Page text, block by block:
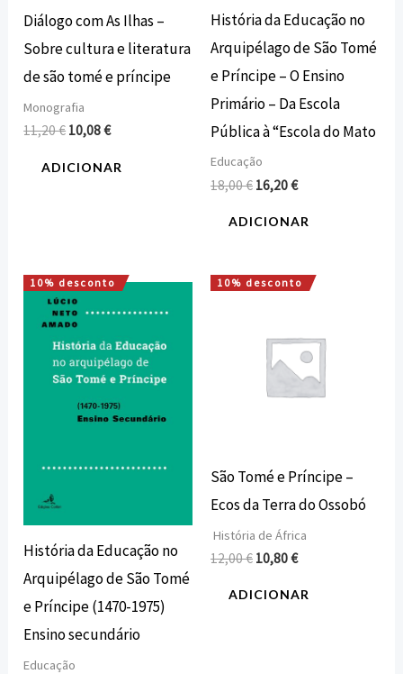
Diálogo com As Ilhas –
Sobre cultura e literatura
de são tomé e príncipe
Monografia
11,20€ 10,08€
ADICIONAR
História da Educação no
Arquipélago de São Tomé
e Príncipe – O Ensino
Primário – Da Escola
Pública à “Escola do Mato
Educação
18,00€ 16,20€
ADICIONAR
10% desconto
História da Educação no
Arquipélago de São Tomé
e Príncipe (1470-1975)
Ensino secundário
Educação
O
preço
original
era:
18,00 €.
O
é:
16,20 €.
10% desconto
São Tomé e Príncipe –
Ecos da Terra do Ossobó
História de África
12,00€
O
era:
12,00 €.
10,80€
O
é:
10,80 €.
ADICIONAR